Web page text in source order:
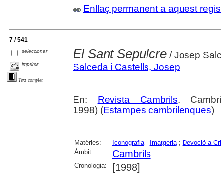
Enllaç permanent a aquest
7 / 541
seleccionar
imprimir
Text complet
El Sant Sepulcre/ Josep
Salceda i Castells, Josep
En: Revista Cambrils.
1998) (Estampes cambrilenques)
Matèries: Iconografia; Imatgeria; Devoció a
Àmbit:
Cambrils
Cronologia: [1998]